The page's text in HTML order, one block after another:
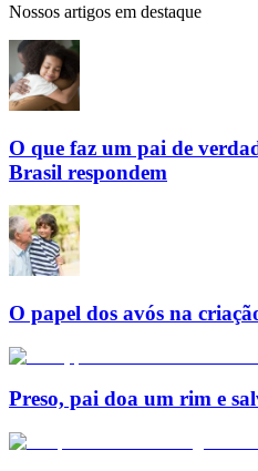
Nossos artigos em destaque
O que faz um pai de
Brasil respondem
O papel dos avós na
Preso, pai doa um rim e